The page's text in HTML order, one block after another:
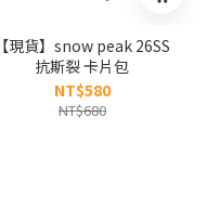
【現貨】snow peak 26SS
抗斯裂 卡片包
NT$580
NT$680